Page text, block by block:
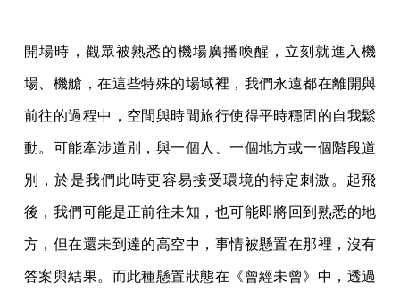
開場時，觀眾被熟悉的機場廣播喚醒，立刻就進入機
場、機艙，在這些特殊的場域裡，我們永遠都在離開與
前往的過程中，空間與時間旅行使得平時穩固的自我鬆
動。可能牽涉道別，與一個人、一個地方或一個階段道
別，於是我們此時更容易接受環境的特定刺激。起飛
後，我們可能是正前往未知，也可能即將回到熟悉的地
方，但在還未到達的高空中，事情被懸置在那裡，沒有
答案與結果。而此種懸置狀態在《曾經未曾》中，透過